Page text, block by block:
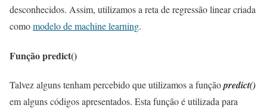
desconhecidos. Assim, utilizamos a reta de regressão linear criada
comomodelo de machine learning.
Função predict()
Talvez alguns tenham percebido que utilizamos a funçãopredict()
em alguns códigos apresentados. Esta função é utilizada para